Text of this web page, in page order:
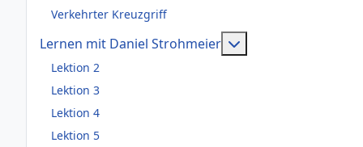
Verkehrter Kreuzgriff
Lernen mit Daniel Strohmeier
Lektion 2
Lektion 3
Lektion 4
Lektion 5